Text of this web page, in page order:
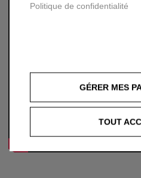
Politique de confidentialité
GÉRER MES
TOUT